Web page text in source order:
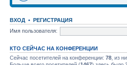
ВХОД • РЕГИСТРАЦИЯ
Имя пользователя:
КТО СЕЙЧАС НА КОНФЕРЕНЦИИ
Сейчас посетителей на конференции: 78 , из